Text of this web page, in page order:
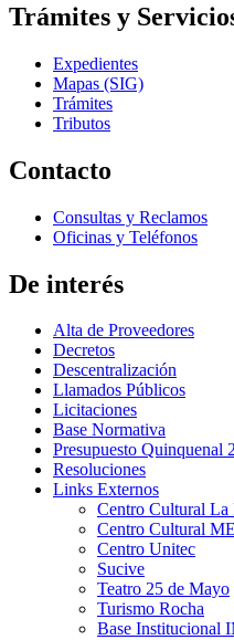
Trámites y
Expedientes
Mapas (SIG)
Trámites
Tributos
Contacto
Consultas y Reclamos
Oficinas y Teléfonos
De interés
Alta de Proveedores
Decretos
Descentralización
Llamados Públicos
Licitaciones
Base Normativa
Presupuesto Quinquenal
Resoluciones
Links Externos
Centro Cultural La
Centro Cultural
Centro Unitec
Sucive
Teatro 25 de Mayo
Turismo Rocha
Base Institucional